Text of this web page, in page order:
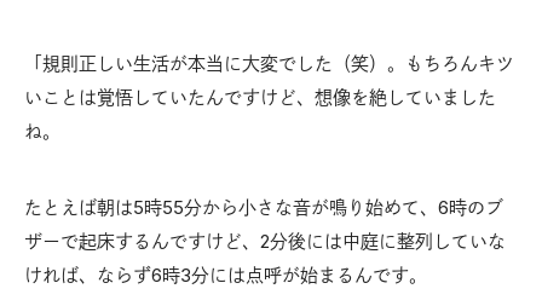
「規則正しい生活が本当に大変でした（笑）。もちろんキツ
いことは覚悟していたんですけど、想像を絶していました
ね。
たとえば朝は5時55分から小さな音が鳴り始めて、6時のブ
ザーで起床するんですけど、2分後には中庭に整列していな
ければ、ならず6時3分には点呼が始まるんです。